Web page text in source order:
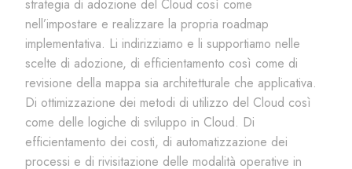
strategia di adozione del Cloud così come
nell’impostare e realizzare la propria roadmap
implementativa. Li indirizziamo e li supportiamo nelle
scelte di adozione, di efficientamento così come di
revisione della mappa sia architetturale che applicativa.
Di ottimizzazione dei metodi di utilizzo del Cloud così
come delle logiche di sviluppo in Cloud. Di
efficientamento dei costi, di automatizzazione dei
processi e di rivisitazione delle modalità operative in